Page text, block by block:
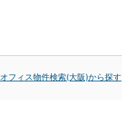
オフィス物件検索(大阪)から探す